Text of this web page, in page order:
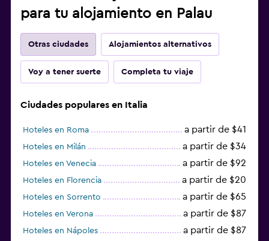
para tu alojamiento en Palau
Otras ciudades Alojamientos alternativos
Voy a tener suerte Completa tu viaje
Ciudades populares en Italia
Hoteles en Roma a partir de $41
Hoteles en Milán a partir de $34
Hoteles en Venecia a partir de $92
Hoteles en Florencia a partir de $20
Hoteles en Sorrento a partir de $65
Hoteles en Verona a partir de $87
Hoteles en Nápoles a partir de $87